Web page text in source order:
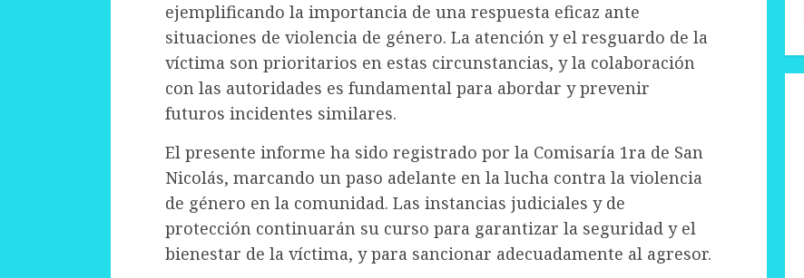
ejemplificando la importancia de una respuesta eficaz ante
situaciones de violencia de género. La atención y el resguardo de la
víctima son prioritarios en estas circunstancias, y la colaboración
con las autoridades es fundamental para abordar y prevenir
futuros incidentes similares.
El presente informe ha sido registrado por la Comisaría 1ra de San
Nicolás, marcando un paso adelante en la lucha contra la violencia
de género en la comunidad. Las instancias judiciales y de
protección continuarán su curso para garantizar la seguridad y el
bienestar de la víctima, y para sancionar adecuadamente al agresor.